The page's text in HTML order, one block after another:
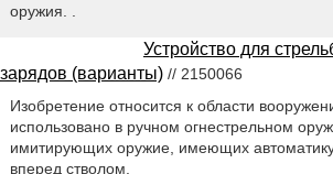
оружия. .
Устройство для
зарядов (варианты) // 2150066
Изобретение относится к области
использовано в ручном огнестрельном
имитирующих оружие, имеющих
вперед стволом.